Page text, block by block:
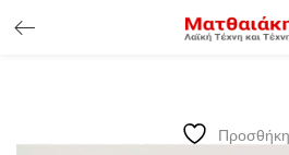
ΕΊΣΟΔΟΣ ΠΕΛΑΤΏΝ